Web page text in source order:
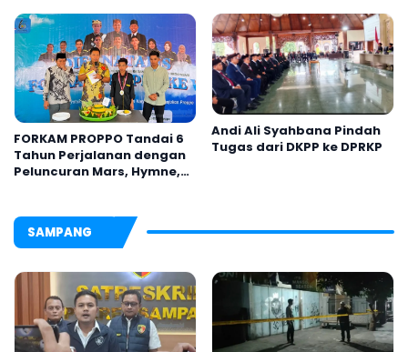
Jelas
FORKAM PROPPO Tandai 6
Tahun Perjalanan dengan
Peluncuran Mars, Hymne,
Andi Ali Syahbana Pindah
Tugas dari DKPP ke DPRKP
SAMPANG